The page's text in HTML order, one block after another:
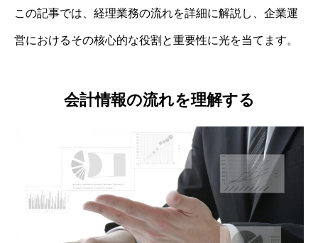
この記事では、経理業務の流れを詳細に解説し、企業運
営におけるその核心的な役割と重要性に光を当てます。
会計情報の流れを理解する